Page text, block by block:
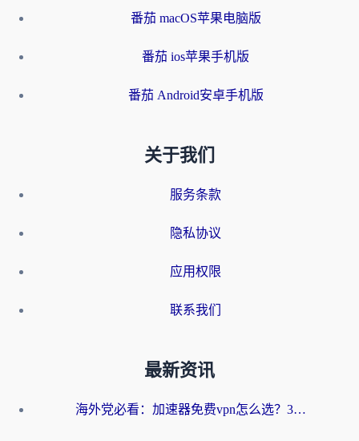
番茄 macOS苹果电脑版
番茄 ios苹果手机版
番茄 Android安卓手机版
关于我们
服务条款
隐私协议
应用权限
联系我们
最新资讯
海外党必看：加速器免费vpn怎么选？3步教你无缝访问国内资源